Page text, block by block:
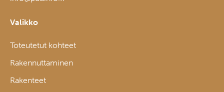
Valikko
Toteutetut kohteet
Rakennuttaminen
Rakenteet